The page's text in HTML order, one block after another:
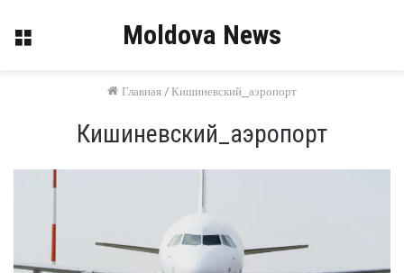
Меню Moldova News
Главная /Кишиневский_аэропорт
Кишиневский_аэропорт